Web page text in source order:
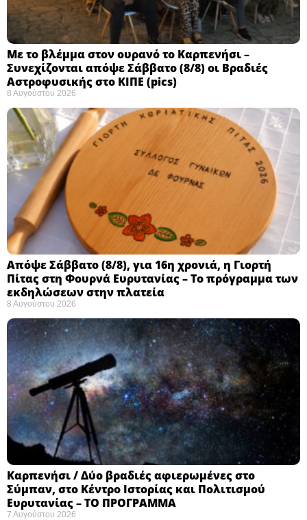
Με το βλέμμα στον ουρανό το Καρπενήσι –
Συνεχίζονται απόψε Σάββατο (8/8) οι Βραδιές
Αστροφυσικής στο ΚΙΠΕ (pics)
8 Αυγούστου 2026
Απόψε Σάββατο (8/8), για 16η χρονιά, η Γιορτή
Πίτας στη Φουρνά Ευρυτανίας – Το πρόγραμμα των
εκδηλώσεων στην πλατεία
8 Αυγούστου 2026
Καρπενήσι / Δύο βραδιές αφιερωμένες στο
Σύμπαν, στο Κέντρο Ιστορίας και Πολιτισμού
Ευρυτανίας – ΤΟ ΠΡΟΓΡΑΜΜΑ
7 Αυγούστου 2026